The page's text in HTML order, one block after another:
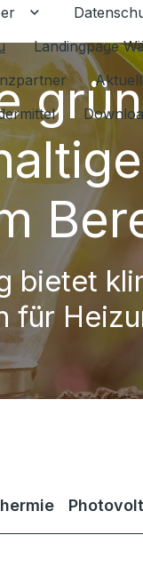
Untermenü für
Landingpage
bietet
für